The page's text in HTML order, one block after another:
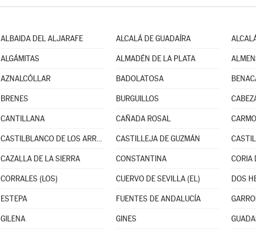
ALBAIDA DEL ALJARAFE ALCALÁ DE GUADAÍRA
ALGÁMITAS ALMADÉN DE LA PLATA
AZNALCÓLLAR BADOLATOSA
BRENES BURGUILLOS
CANTILLANA CAÑADA ROSAL
CASTILBLANCO DE LOS ARROYOS CASTILLEJA DE GUZMÁN
CAZALLA DE LA SIERRA CONSTANTINA CORIA
CORRALES (LOS) CUERVO DE SEVILLA (EL) DOS
ESTEPA FUENTES DE ANDALUCÍA
GILENA GINES